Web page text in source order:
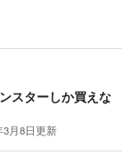
スターしか買えな
3月8日更新